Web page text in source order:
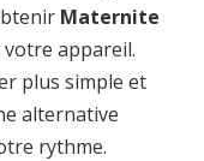
Maternite
appareil.
plus simple et
alternative
rythme.